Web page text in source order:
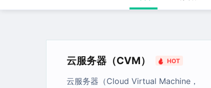
云服务器（CVM） HOT
云服务器（Cloud Virtual Machine，